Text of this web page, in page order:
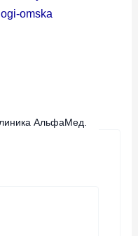
omska
АльфаМед.